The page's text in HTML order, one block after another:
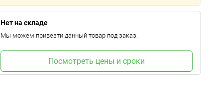
Нет на складе
Мы можем привезти данный товар под заказ.
Посмотреть цены и сроки